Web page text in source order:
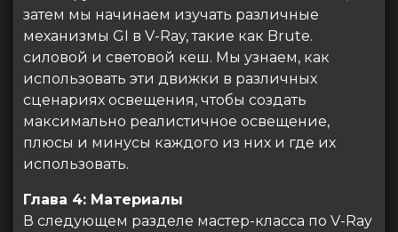
затем мы начинаем изучать различные
механизмы GI в V-Ray, такие как Brute.
силовой и световой кеш. Мы узнаем, как
использовать эти движки в различных
сценариях освещения, чтобы создать
максимально реалистичное освещение,
плюсы и минусы каждого из них и где их
использовать.
Глава 4: Материалы
В следующем разделе мастер-класса по V-Ray